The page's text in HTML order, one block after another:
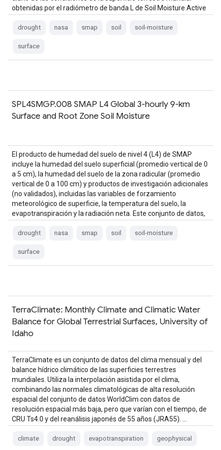
obtenidas por el radiómetro de banda L de Soil Moisture Active
drought nasa smap soil soil-moisture
surface
SPL4SMGP.008 SMAP L4 Global 3-hourly 9-km
Surface and Root Zone Soil Moisture
El producto de humedad del suelo de nivel 4 (L4) de SMAP
incluye la humedad del suelo superficial (promedio vertical de 0
a 5 cm), la humedad del suelo de la zona radicular (promedio
vertical de 0 a 100 cm) y productos de investigación adicionales
(no validados), incluidas las variables de forzamiento
meteorológico de superficie, la temperatura del suelo, la
evapotranspiración y la radiación neta. Este conjunto de datos,
drought nasa smap soil soil-moisture
surface
TerraClimate: Monthly Climate and Climatic Water
Balance for Global Terrestrial Surfaces, University of
Idaho
TerraClimate es un conjunto de datos del clima mensual y del
balance hídrico climático de las superficies terrestres
mundiales. Utiliza la interpolación asistida por el clima,
combinando las normales climatológicas de alta resolución
espacial del conjunto de datos WorldClim con datos de
resolución espacial más baja, pero que varían con el tiempo, de
CRU Ts4.0 y del reanálisis japonés de 55 años (JRA55). …
climate drought evapotranspiration geophysical